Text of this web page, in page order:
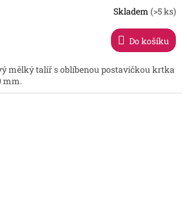
Skladem (>5 ks)
Do košíku
mělký talíř s oblíbenou postavičkou krtka
mm.